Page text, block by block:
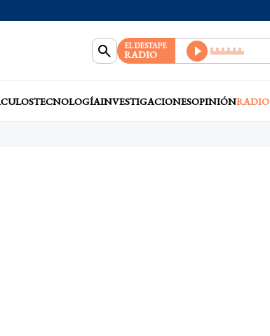
EL DESTAPE
RADIO
TECNOLOGÍAINVESTIGACIONESOPINIÓNRADIO